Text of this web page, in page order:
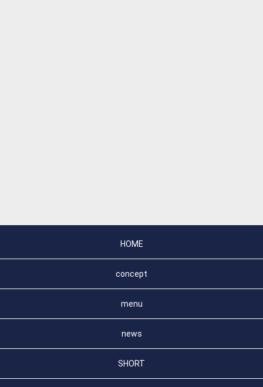
HOME
concept
menu
news
SHORT